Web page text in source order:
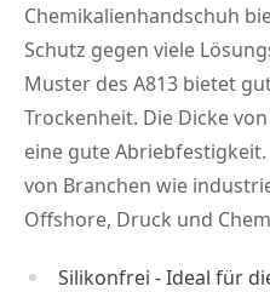
Chemikalienhandschuh
Schutz gegen viele
Muster des A813 bietet
Trockenheit. Die Dicke
eine gute
von Branchen wie
Offshore, Druck und
Silikonfrei - Ideal für